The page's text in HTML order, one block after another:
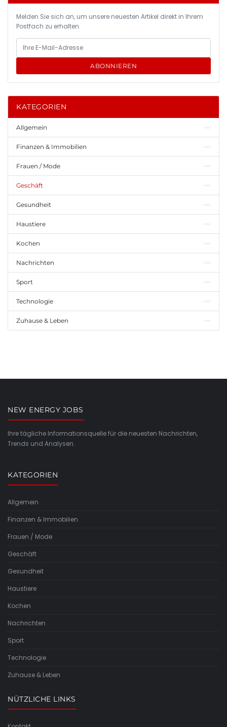
Melden Sie sich an, um unsere neuesten Artikel direkt in Ihrem
Postfach zu erhalten.
ABONNIEREN
KATEGORIEN
Allgemein
Finanzen & Immobilien
Frauen / Mode
Geschäft
Gesundheit
Haustiere
Kochen
Nachrichten
Sport
Technologie
Zuhause & Leben
NEW ENERGY JOBS
Ihre tägliche Informationsquelle für die neuesten Nachrichten,
Trends und Analysen.
KATEGORIEN
Allgemein
Finanzen & Immobilien
Frauen / Mode
Geschäft
Gesundheit
Haustiere
Kochen
Nachrichten
Sport
Technologie
Zuhause & Leben
NÜTZLICHE LINKS